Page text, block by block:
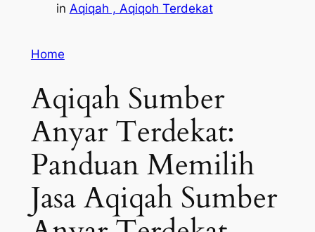
in Aqiqah , Aqiqoh Terdekat
Home
Aqiqah Sumber
Anyar Terdekat:
Panduan Memilih
Jasa Aqiqah Sumber